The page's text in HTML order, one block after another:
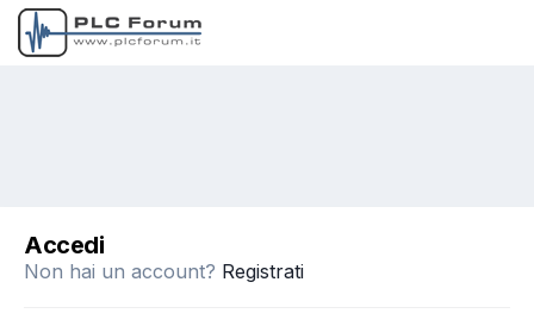
Accedi
Non hai un account? Registrati